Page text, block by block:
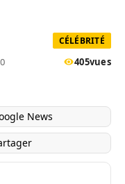
CÉLÉBRITÉ
405vues
News